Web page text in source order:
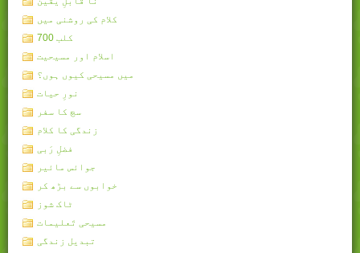
کلام کی روشنی میں
کلب 700
اسلام اور مسیحیت
میں مسیحی کیوں ہوں؟
نورِ حیات
سچ کا سفر
زندگی کا کلام
فضلِ رَبی
جوائس مائیر
خوابوں سے بڑھ کر
ٹاک شوز
مسیحی تَعلیمات
تبدیل زندگی